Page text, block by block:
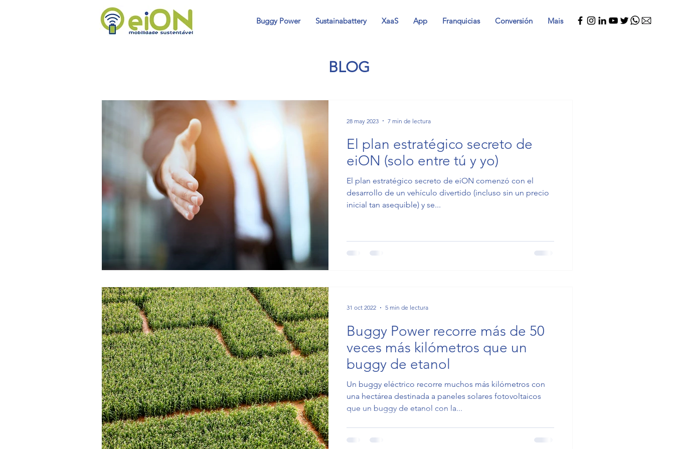
Buggy Power Sustainabattery XaaS App Franquicias Conversión Mais
BLOG
El plan estratégico secreto de
eiON (solo entre tú y yo)
El plan estratégico secreto de eiON comenzó con el
desarrollo de un vehículo divertido (incluso sin un precio
inicial tan asequible) y se...
28 may 2023 7 min de lectura
Buggy Power recorre más de 50
veces más kilómetros que un
buggy de etanol
Un buggy eléctrico recorre muchos más kilómetros con
una hectárea destinada a paneles solares fotovoltaicos
que un buggy de etanol con la...
31 oct 2022 5 min de lectura